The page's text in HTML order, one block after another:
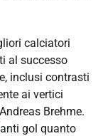
calciatori
al successo
inclusi contrasti
ai vertici
Brehme.
gol quanto